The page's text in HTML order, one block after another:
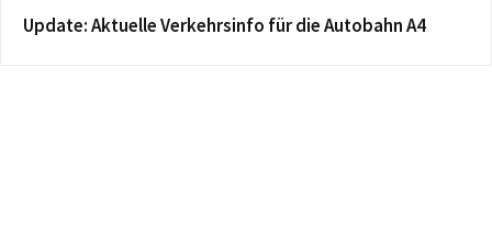
Update: Aktuelle Verkehrsinfo für die Autobahn A4